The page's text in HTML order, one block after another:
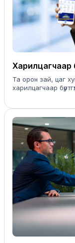
Харилцагчаар
Та орон зай, цаг
харилцагчаар